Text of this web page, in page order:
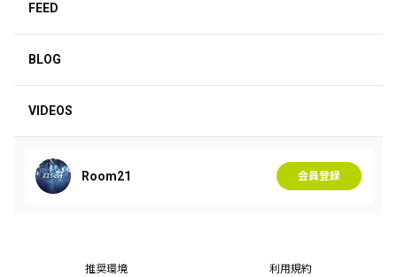
FEED
BLOG
VIDEOS
Room21 会員登録
推奨環境 利用規約